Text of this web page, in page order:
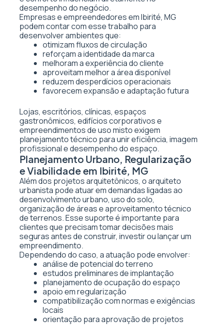
desempenho do negócio.
Empresas e empreendedores em Ibirité, MG
podem contar com esse trabalho para
desenvolver ambientes que:
otimizam fluxos de circulação
reforçam a identidade da marca
melhoram a experiência do cliente
aproveitam melhor a área disponível
reduzem desperdícios operacionais
favorecem expansão e adaptação futura
Lojas, escritórios, clínicas, espaços
gastronômicos, edifícios corporativos e
empreendimentos de uso misto exigem
planejamento técnico para unir eficiência, imagem
profissional e desempenho do espaço.
Planejamento Urbano, Regularização
e Viabilidade em Ibirité, MG
Além dos projetos arquitetônicos, o arquiteto
urbanista pode atuar em demandas ligadas ao
desenvolvimento urbano, uso do solo,
organização de áreas e aproveitamento técnico
de terrenos. Esse suporte é importante para
clientes que precisam tomar decisões mais
seguras antes de construir, investir ou lançar um
empreendimento.
Dependendo do caso, a atuação pode envolver:
análise de potencial do terreno
estudos preliminares de implantação
planejamento de ocupação do espaço
apoio em regularização
compatibilização com normas e exigências
locais
orientação para aprovação de projetos